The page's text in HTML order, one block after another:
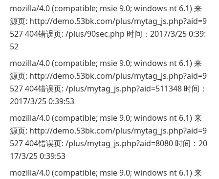
mozilla/4.0 (compatible; msie 9.0; windows nt 6.1) 来
源页: http://demo.53bk.com/plus/mytag_js.php?aid=9
527 404错误页: /plus/90sec.php 时间：2017/3/25 0:39:
52
mozilla/4.0 (compatible; msie 9.0; windows nt 6.1) 来
源页: http://demo.53bk.com/plus/mytag_js.php?aid=9
527 404错误页: /plus/mytag_js.php?aid=511348 时间：
2017/3/25 0:39:53
mozilla/4.0 (compatible; msie 9.0; windows nt 6.1) 来
源页: http://demo.53bk.com/plus/mytag_js.php?aid=9
527 404错误页: /plus/mytag_js.php?aid=8080 时间：20
17/3/25 0:39:53
mozilla/4.0 (compatible; msie 9.0; windows nt 6.1) 来